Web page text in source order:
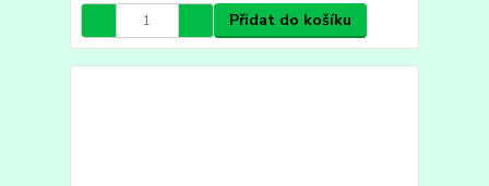
Přidat do košíku